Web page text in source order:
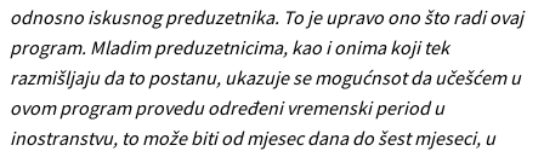
odnosno iskusnog preduzetnika. To je upravo ono što radi ovaj
program. Mladim preduzetnicima, kao i onima koji tek
razmišljaju da to postanu, ukazuje se mogućnsot da učešćem u
ovom program provedu određeni vremenski period u
inostranstvu, to može biti od mjesec dana do šest mjeseci, u